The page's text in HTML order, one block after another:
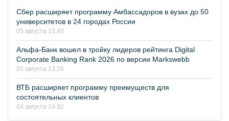
Сбер расширяет программу Амбассадоров в вузах до 50
университетов в 24 городах России
05 августа 13:40
Альфа-Банк вошел в тройку лидеров рейтинга Digital
Corporate Banking Rank 2026 по версии Markswebb
05 августа 13:24
ВТБ расширяет программу преимуществ для
состоятельных клиентов
04 августа 14:32